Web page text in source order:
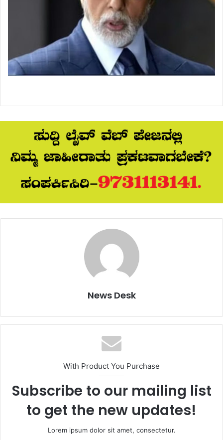
News Desk
With Product You Purchase
Subscribe to our mailing list
to get the new updates!
Lorem ipsum dolor sit amet, consectetur.